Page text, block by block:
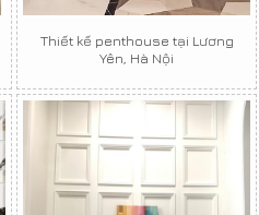
Thiết kế penthouse tại Lương
Yên, Hà Nội